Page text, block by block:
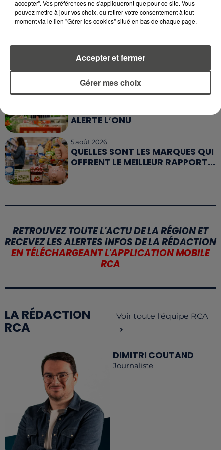
INDUSTRIELS DU TABAC BIENTÔT
TAXÉS...
CANICULE : POURQUOI LES
BOUTEILLES D'EAU
ALERTE L’ONU
5 août 2026
QUELLES SONT LES MARQUES QUI
OFFRENT LE MEILLEUR RAPPORT...
RETROUVEZ TOUTE L'ACTU DE LA RÉGION ET
RECEVEZ LES ALERTES INFOS DE LA RÉDACTION
EN TÉLÉCHARGEANT L'APPLICATION MOBILE
RCA
LA RÉDACTION
RCA
Voir toute l'équipe RCA
DIMITRI COUTAND
Journaliste
accepter". Vos préférences ne s'appliqueront que pour ce site. Vous
pouvez mettre à jour vos choix, ou retirer votre consentement à tout
moment via le lien "Gérer les cookies" situé en bas de chaque page.
Gérer mes choix
Accepter et fermer